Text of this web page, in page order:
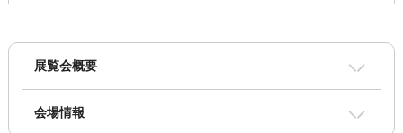
展覧会概要
会場情報